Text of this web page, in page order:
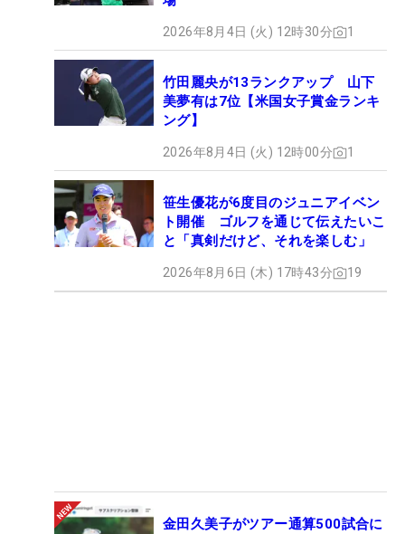
2026年8月4日 (火) 12時30分 1
竹田麗央が13ランクアップ 山下
美夢有は7位【米国女子賞金ランキ
ング】
2026年8月4日 (火) 12時00分 1
笹生優花が6度目のジュニアイベン
ト開催 ゴルフを通じて伝えたいこ
と「真剣だけど、それを楽しむ」
2026年8月6日 (木) 17時43分 19
金田久美子がツアー通算500試合に